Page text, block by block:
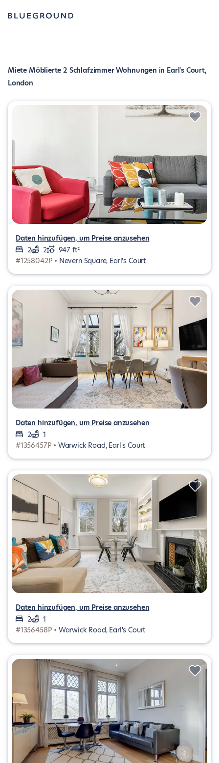
Miete Möblierte 2 Schlafzimmer Wohnungen in Earl's Court,
London
Daten hinzufügen, um Preise anzusehen
2
2
947 ft²
#1258042P • Nevern Square, Earl's Court
Daten hinzufügen, um Preise anzusehen
2
1
#1356457P • Warwick Road, Earl's Court
Daten hinzufügen, um Preise anzusehen
2
1
#1356458P • Warwick Road, Earl's Court